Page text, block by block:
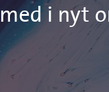
i nyt